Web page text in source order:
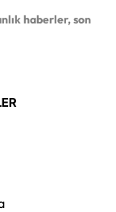
haberler, son